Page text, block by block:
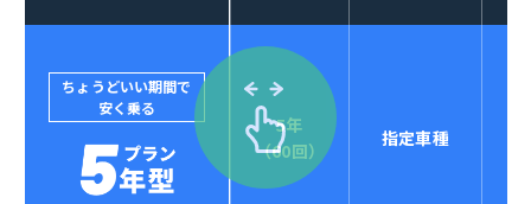
POINT
4
セブンマックスなら
クレジットカード払い可能
ちょうどいい期間で
安く乗る
5年
（60回）
指定車種